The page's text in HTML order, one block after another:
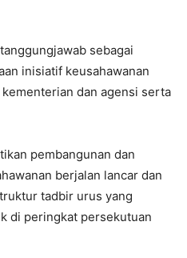
sebagai
inisiatif keusahawanan
dan agensi serta
pembangunan dan
berjalan lancar dan
tadbir urus yang
di peringkat persekutuan